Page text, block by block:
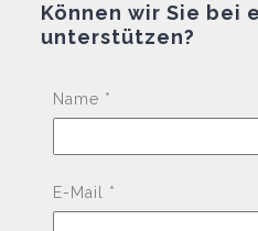
Können wir Sie bei
unterstützen?
Name *
E-Mail *